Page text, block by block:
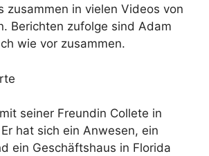
zusammen in vielen Videos von
Berichten zufolge sind Adam
wie vor zusammen.
seiner Freundin Collete in
hat sich ein Anwesen, ein
ein Geschäftshaus in Florida